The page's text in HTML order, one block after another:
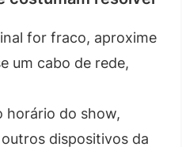
for fraco, aproxime
um cabo de rede,
horário do show,
dispositivos da